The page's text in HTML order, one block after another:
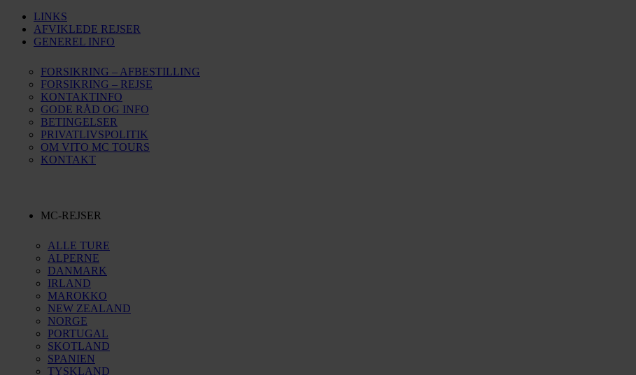
LINKS
AFVIKLEDE REJSER
GENEREL INFO
FORSIKRING – AFBESTILLING
FORSIKRING – REJSE
KONTAKTINFO
GODE RÅD OG INFO
BETINGELSER
PRIVATLIVSPOLITIK
OM VITO MC TOURS
KONTAKT
MC-REJSER
ALLE TURE
ALPERNE
DANMARK
IRLAND
MAROKKO
NEW ZEALAND
NORGE
PORTUGAL
SKOTLAND
SPANIEN
TYSKLAND